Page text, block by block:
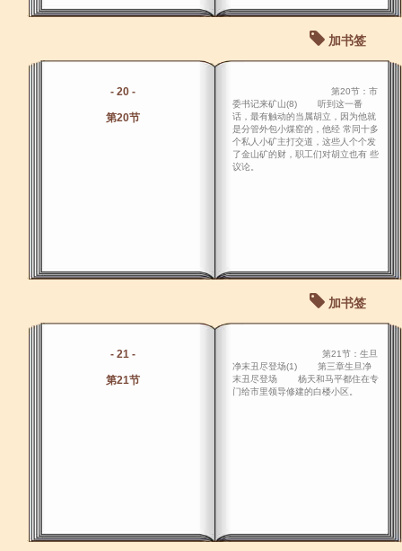
加书签
- 20 -
第20节
第20节：市
委书记来矿山(8) 听到这一番
话，最有触动的当属胡立，因为他就
是分管外包小煤窑的，他经 常同十多
个私人小矿主打交道，这些人个个发
了金山矿的财，职工们对胡立也有 些
议论。
加书签
- 21 -
第21节
第21节：生旦
净末丑尽登场(1) 第三章生旦净
末丑尽登场 杨天和马平都住在专
门给市里领导修建的白楼小区。